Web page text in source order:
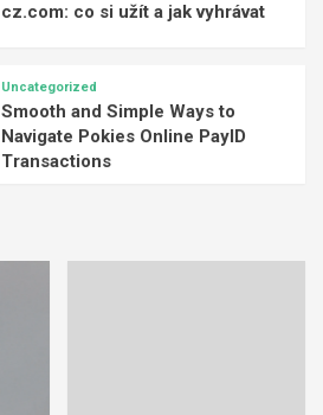
cz.com: co si užít a jak vyhrávat
Uncategorized
Smooth and Simple Ways to
Navigate Pokies Online PayID
Transactions